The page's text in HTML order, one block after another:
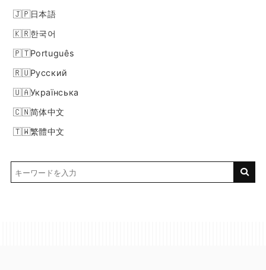
日本語
한국어
Português
Русский
Українська
简体中文
繁體中文